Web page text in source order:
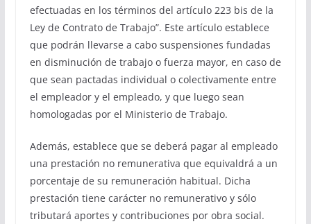
efectuadas en los términos del artículo 223 bis de la
Ley de Contrato de Trabajo”. Este artículo establece
que podrán llevarse a cabo suspensiones fundadas
en disminución de trabajo o fuerza mayor, en caso de
que sean pactadas individual o colectivamente entre
el empleador y el empleado, y que luego sean
homologadas por el Ministerio de Trabajo.
Además, establece que se deberá pagar al empleado
una prestación no remunerativa que equivaldrá a un
porcentaje de su remuneración habitual. Dicha
prestación tiene carácter no remunerativo y sólo
tributará aportes y contribuciones por obra social.